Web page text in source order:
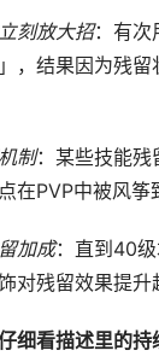
刻放大招：有次
，结果因为残留
制：某些技能残
在PVP中被风筝
加成：直到40
对残留效果提升
细看描述里的持